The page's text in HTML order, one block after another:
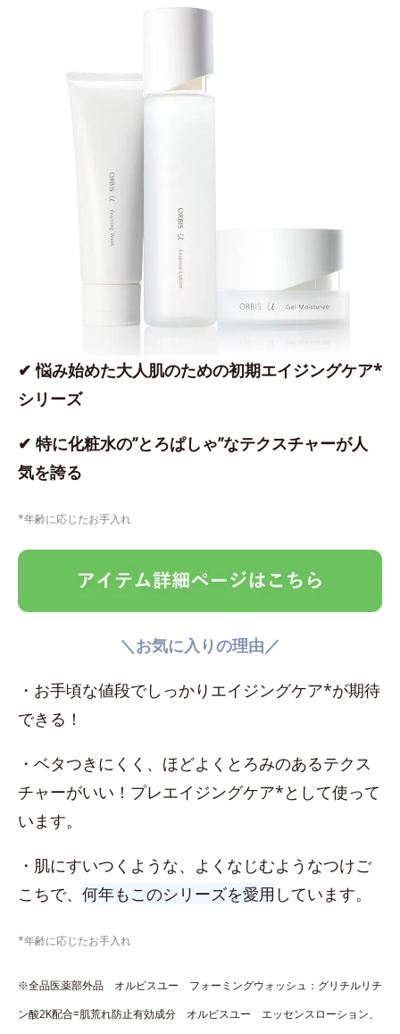
✔ 悩み始めた大人肌のための初期エイジングケア*
シリーズ
✔ 特に化粧水の”とろぱしゃ”なテクスチャーが人
気を誇る
*年齢に応じたお手入れ
＼お気に入りの理由／
・お手頃な値段でしっかりエイジングケア*が期待
できる！
・ベタつきにくく、ほどよくとろみのあるテクス
チャーがいい！プレエイジングケア*として使って
います。
・肌にすいつくような、よくなじむようなつけご
こちで、 何年もこのシリーズを愛用 しています。
*年齢に応じたお手入れ
※全品医薬部外品 オルビスユー フォーミングウォッシュ：グリチルリチ
ン酸2K配合=肌荒れ防止有効成分 オルビスユー エッセンスローション、